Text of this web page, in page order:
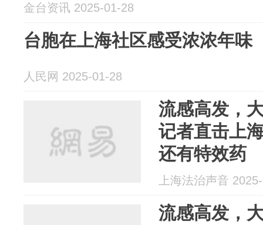
金台资讯 2025-01-28
台胞在上海社区感受浓浓年味
人民网 2025-01-28
流感高发，
记者直击上
还有特效药
上海法治声音
流感高发，